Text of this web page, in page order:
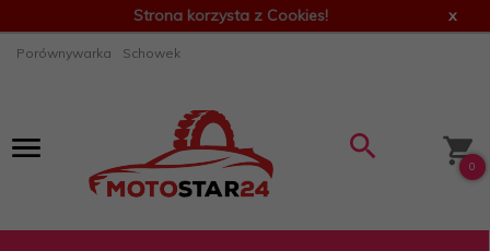
Strona korzysta z Cookies! x
Porównywarka Schowek
0